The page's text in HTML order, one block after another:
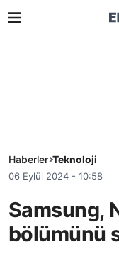
Haberler Teknoloji
06 Eylül 2024 - 10:58
Samsung,
bölümünü